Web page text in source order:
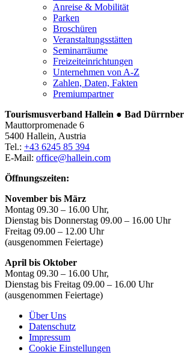
Anreise & Mobilität
Parken
Broschüren
Veranstaltungsstätten
Seminarräume
Freizeiteinrichtungen
Unternehmen von A-Z
Zahlen, Daten, Fakten
Premiumpartner
Tourismusverband Hallein ● Bad
Mauttorpromenade 6
5400 Hallein, Austria
Tel.: +43 6245 85 394
E-Mail: office@hallein.com
Öffnungszeiten:
November bis März
Montag 09.30 – 16.00 Uhr,
Dienstag bis Donnerstag 09.00 – 16.00 Uhr
Freitag 09.00 – 12.00 Uhr
(ausgenommen Feiertage)
April bis Oktober
Montag 09.30 – 16.00 Uhr,
Dienstag bis Freitag 09.00 – 16.00 Uhr
(ausgenommen Feiertage)
Über Uns
Datenschutz
Impressum
Cookie Einstellungen